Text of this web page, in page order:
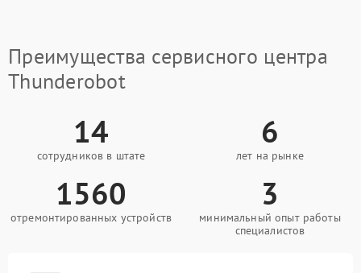
Преимущества сервисного центра
Thunderobot
14
сотрудников в штате
6
лет на рынке
1560
отремонтированных устройств
3
минимальный опыт работы
специалистов